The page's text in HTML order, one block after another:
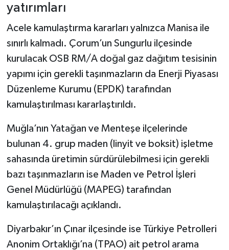
yatırımları
Acele kamulaştırma kararları yalnızca Manisa ile
sınırlı kalmadı. Çorum’un Sungurlu ilçesinde
kurulacak OSB RM/A doğal gaz dağıtım tesisinin
yapımı için gerekli taşınmazların da Enerji Piyasası
Düzenleme Kurumu (EPDK) tarafından
kamulaştırılması kararlaştırıldı.
Muğla’nın Yatağan ve Menteşe ilçelerinde
bulunan 4. grup maden (linyit ve boksit) işletme
sahasında üretimin sürdürülebilmesi için gerekli
bazı taşınmazların ise Maden ve Petrol İşleri
Genel Müdürlüğü (MAPEG) tarafından
kamulaştırılacağı açıklandı.
Diyarbakır’ın Çınar ilçesinde ise Türkiye Petrolleri
Anonim Ortaklığı’na (TPAO) ait petrol arama